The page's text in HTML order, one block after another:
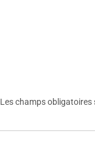
Les champs obligatoires